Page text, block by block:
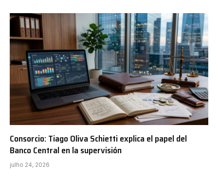
Consorcio: Tiago Oliva Schietti explica el papel del
Banco Central en la supervisión
julho 24, 2026